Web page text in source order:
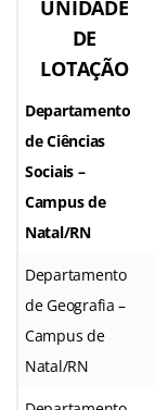
UNIDADE
DE
LOTAÇÃO
Departamento
de Ciências
Sociais –
Campus de
Natal/RN
Departamento
de Geografia –
Campus de
Natal/RN